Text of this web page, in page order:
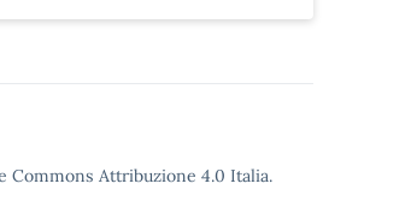
Commons Attribuzione 4.0 Italia.